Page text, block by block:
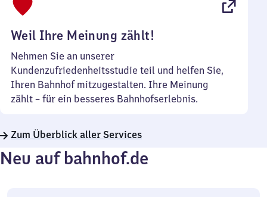
Weil Ihre Meinung zählt!
Nehmen Sie an unserer
Kundenzufriedenheitsstudie teil und helfen Sie,
Ihren Bahnhof mitzugestalten. Ihre Meinung
zählt – für ein besseres Bahnhofserlebnis.
Zum Überblick aller Services
Neu auf bahnhof.de